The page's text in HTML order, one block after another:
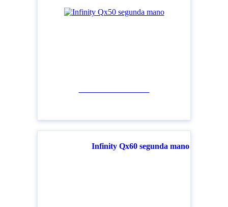
Infinity Qx60 segunda mano